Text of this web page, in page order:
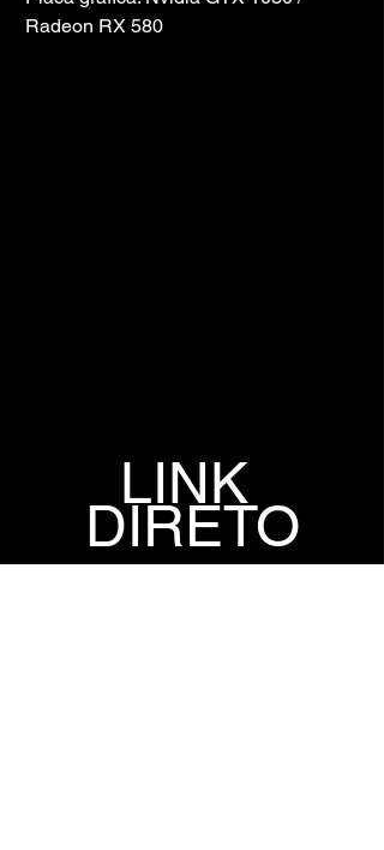
Radeon RX 580
LINK
DIRETO